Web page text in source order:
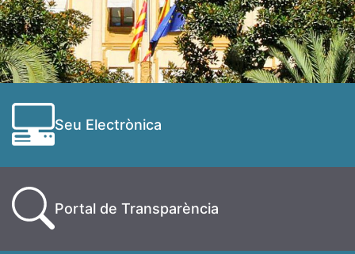
Seu Electrònica
Portal de Transparència